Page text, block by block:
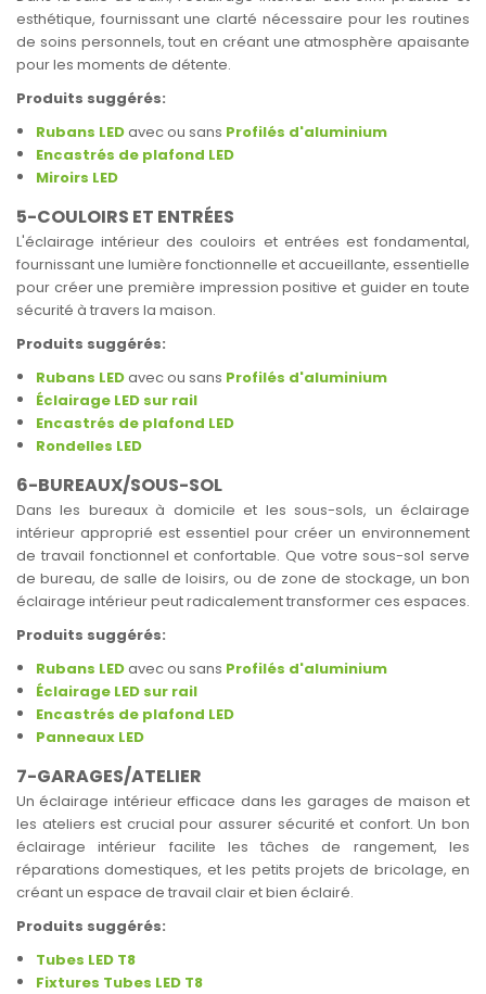
esthétique, fournissant une clarté nécessaire pour les routines
de soins personnels, tout en créant une atmosphère apaisante
pour les moments de détente.
Produits suggérés:
Rubans LEDavec ou sans Profilés d'aluminium
Encastrés de plafond LED
Miroirs LED
5-COULOIRS ET ENTRÉES
L'éclairage intérieur des couloirs et entrées est fondamental,
fournissant une lumière fonctionnelle et accueillante, essentielle
pour créer une première impression positive et guider en toute
sécurité à travers la maison.
Produits suggérés:
Rubans LEDavec ou sans Profilés d'aluminium
Éclairage LED sur rail
Encastrés de plafond LED
Rondelles LED
6-BUREAUX/SOUS-SOL
Dans les bureaux à domicile et les sous-sols, un éclairage
intérieur approprié est essentiel pour créer un environnement
de travail fonctionnel et confortable. Que votre sous-sol serve
de bureau, de salle de loisirs, ou de zone de stockage, un bon
éclairage intérieur peut radicalement transformer ces espaces.
Produits suggérés:
Rubans LEDavec ou sans Profilés d'aluminium
Éclairage LED sur rail
Encastrés de plafond LED
Panneaux LED
7-GARAGES/ATELIER
Un éclairage intérieur efficace dans les garages de maison et
les ateliers est crucial pour assurer sécurité et confort. Un bon
éclairage intérieur facilite les tâches de rangement, les
réparations domestiques, et les petits projets de bricolage, en
créant un espace de travail clair et bien éclairé.
Produits suggérés:
Tubes LED T8
Fixtures Tubes LED T8